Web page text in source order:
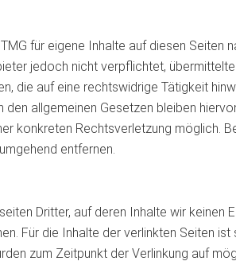
für eigene Inhalte auf diesen Seiten
jedoch nicht verpflichtet,
die auf eine rechtswidrige Tätigkeit
allgemeinen Gesetzen bleiben
konkreten Rechtsverletzung möglich.
entfernen.
Dritter, auf deren Inhalte wir keinen
Für die Inhalte der verlinkten Seiten
zum Zeitpunkt der Verlinkung auf